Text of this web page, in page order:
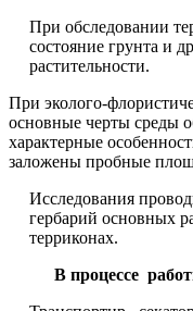
При обследовании
состояние грунта и
растительности.
При эколого-
основные черты среды
характерные
заложены пробные
Исследования
гербарий основных
терриконах.
В процессе